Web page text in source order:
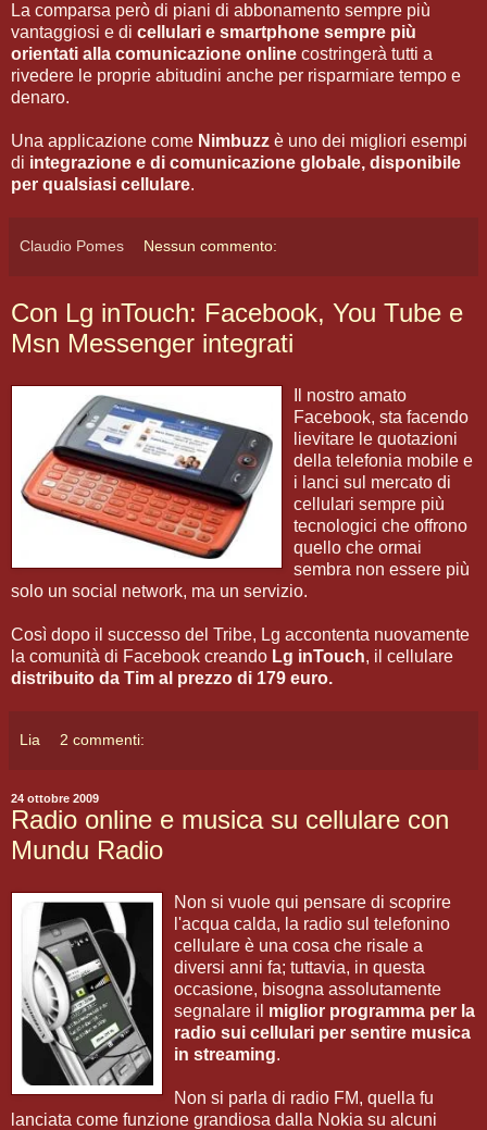
La comparsa però di piani di abbonamento sempre più
vantaggiosi e di cellulari e smartphone sempre più
orientati alla comunicazione online costringerà tutti a
rivedere le proprie abitudini anche per risparmiare tempo e
denaro.
Una applicazione come Nimbuzz è uno dei migliori esempi
di integrazione e di comunicazione globale, disponibile
per qualsiasi cellulare.
Claudio Pomes Nessun commento:
Con Lg inTouch: Facebook, You Tube e
Msn Messenger integrati
Il nostro amato
Facebook, sta facendo
lievitare le quotazioni
della telefonia mobile e
i lanci sul mercato di
cellulari sempre più
tecnologici che offrono
quello che ormai
sembra non essere più
solo un social network, ma un servizio.
Così dopo il successo del Tribe, Lg accontenta nuovamente
la comunità di Facebook creando Lg inTouch, il cellulare
distribuito da Tim al prezzo di 179 euro.
Lia 2 commenti:
24 ottobre 2009
Radio online e musica su cellulare con
Mundu Radio
Non si vuole qui pensare di scoprire
l'acqua calda, la radio sul telefonino
cellulare è una cosa che risale a
diversi anni fa; tuttavia, in questa
occasione, bisogna assolutamente
segnalare il miglior programma per la
radio sui cellulari per sentire musica
in streaming.
Non si parla di radio FM, quella fu
lanciata come funzione grandiosa dalla Nokia su alcuni